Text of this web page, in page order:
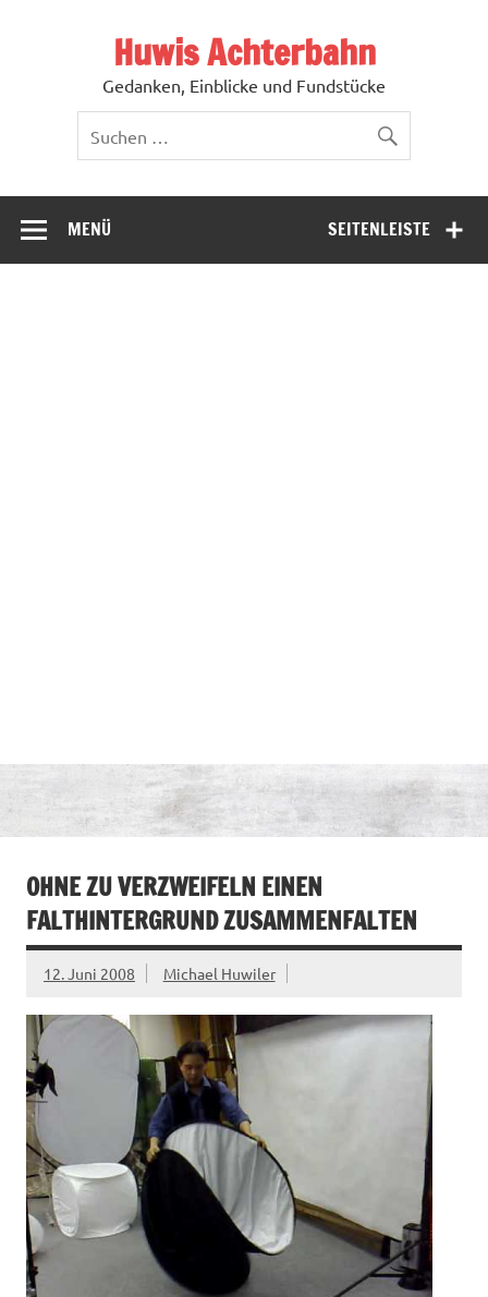
Huwis Achterbahn
Gedanken, Einblicke und Fundstücke
SEITENLEISTE
MENÜ
OHNE ZU VERZWEIFELN EINEN
FALTHINTERGRUND ZUSAMMENFALTEN
12. Juni 2008 Michael Huwiler